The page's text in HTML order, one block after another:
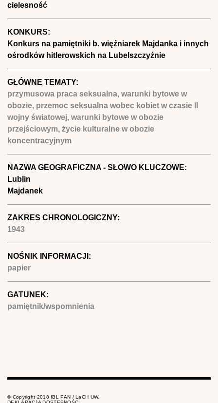
cielesność
KONKURS:
Konkurs na pamiętniki b. więźniarek Majdanka i innych
ośrodków hitlerowskich na Lubelszczyźnie
GŁÓWNE TEMATY:
przymusowa praca seksualna, warunki bytowe w
obozie, przemoc seksualna wobec kobiet w czasie II
wojny światowej, warunki bytowe w obozie
przejściowym, życie kulturalne w obozie
koncentracyjnym
NAZWA GEOGRAFICZNA - SŁOWO KLUCZOWE:
Lublin
Majdanek
ZAKRES CHRONOLOGICZNY:
1943
NOŚNIK INFORMACJI:
papier
GATUNEK:
pamiętnik/wspomnienia
© Copyright 2018 IBL PAN / LaCH UW.